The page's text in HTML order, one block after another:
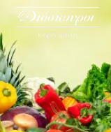
Skip
to
content